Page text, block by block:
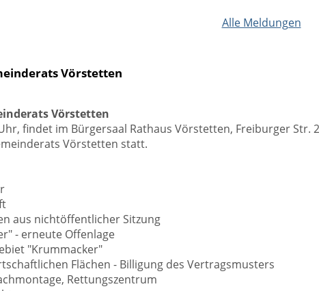
Alle Meldungen
Vörstetten
Vörstetten
findet im Bürgersaal Rathaus Vörstetten, Freiburger Str.
Vörstetten statt.
aus nichtöffentlicher Sitzung
- erneute Offenlage
"Krummacker"
Flächen - Billigung des Vertragsmusters
Rettungszentrum